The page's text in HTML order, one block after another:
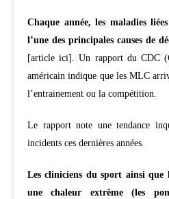
Chaque année, les maladies
l’une des principales causes de
[article ici]. Un rapport du CDC
américain indique que les MLC
l’entrainement ou la compétition.
Le rapport note une tendance
incidents ces dernières années.
Les cliniciens du sport ainsi que
une chaleur extrême (les